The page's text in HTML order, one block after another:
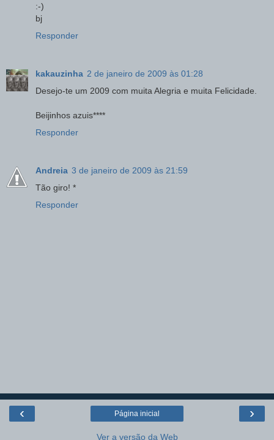
:-)
bj
Responder
kakauzinha 2 de janeiro de 2009 às 01:28
Desejo-te um 2009 com muita Alegria e muita Felicidade.
Beijinhos azuis****
Responder
Andreia 3 de janeiro de 2009 às 21:59
Tão giro! *
Responder
‹ ›
Página inicial
Ver a versão da Web